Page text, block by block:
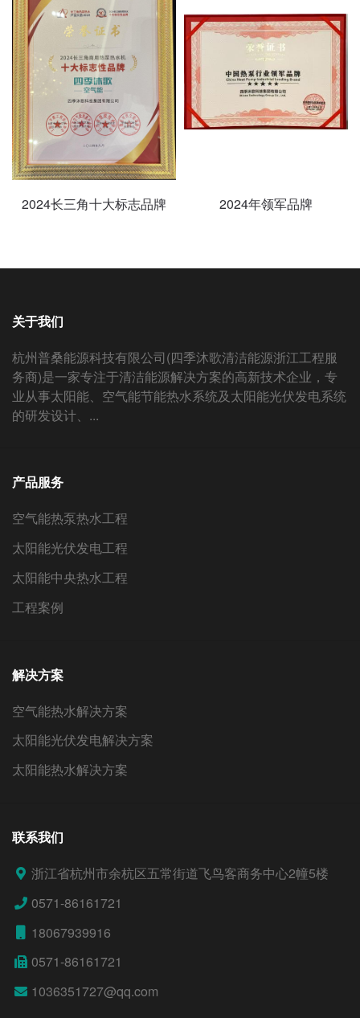
2024长三角十大标志品牌 2024年领军品牌
关于我们
杭州普桑能源科技有限公司(四季沐歌清洁能源浙江工程服
务商)是一家专注于清洁能源解决方案的高新技术企业，专
业从事太阳能、空气能节能热水系统及太阳能光伏发电系统
的研发设计、...
产品服务
空气能热泵热水工程
太阳能光伏发电工程
太阳能中央热水工程
工程案例
解决方案
空气能热水解决方案
太阳能光伏发电解决方案
太阳能热水解决方案
联系我们
浙江省杭州市余杭区五常街道飞鸟客商务中心2幢5楼
0571-86161721
18067939916
0571-86161721
1036351727@qq.com